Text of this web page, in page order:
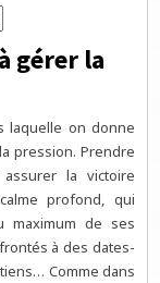
gérer la
laquelle on donne
pression. Prendre
la victoire
profond, qui
maximum de ses
à des dates-
Comme dans